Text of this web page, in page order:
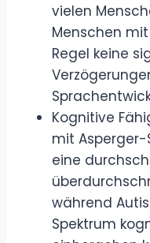
vielen
Menschen
Regel keine
Kognitive
mit
eine
während
Spektrum